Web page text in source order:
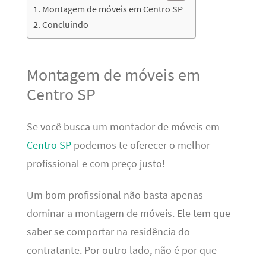
Montagem de móveis em Centro SP
Concluindo
Montagem de móveis em
Centro SP
Se você busca um montador de móveis em
Centro SPpodemos te oferecer o melhor
profissional e com preço justo!
Um bom profissional não basta apenas
dominar a montagem de móveis. Ele tem que
saber se comportar na residência do
contratante. Por outro lado, não é por que